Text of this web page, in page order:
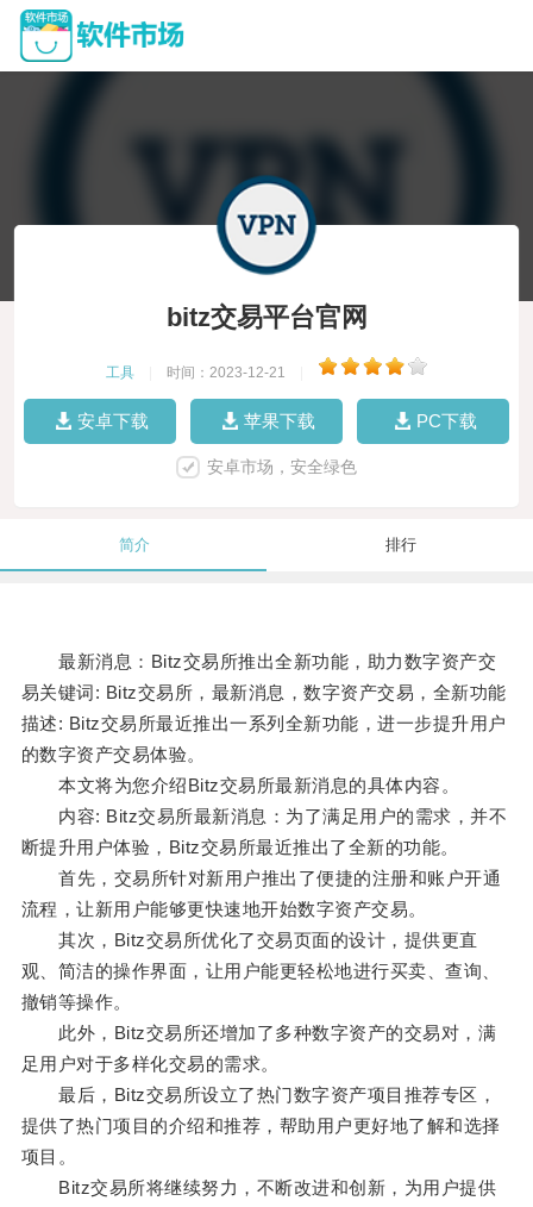
bitz交易平台官网
工具 时间：2023-12-21
安卓下载 苹果下载 PC下载
安卓市场，安全绿色
简介 排行
最新消息：Bitz交易所推出全新功能，助力数字资产交
易关键词: Bitz交易所，最新消息，数字资产交易，全新功能
描述: Bitz交易所最近推出一系列全新功能，进一步提升用户
的数字资产交易体验。
本文将为您介绍Bitz交易所最新消息的具体内容。
内容: Bitz交易所最新消息：为了满足用户的需求，并不
断提升用户体验，Bitz交易所最近推出了全新的功能。
首先，交易所针对新用户推出了便捷的注册和账户开通
流程，让新用户能够更快速地开始数字资产交易。
其次，Bitz交易所优化了交易页面的设计，提供更直
观、简洁的操作界面，让用户能更轻松地进行买卖、查询、
撤销等操作。
此外，Bitz交易所还增加了多种数字资产的交易对，满
足用户对于多样化交易的需求。
最后，Bitz交易所设立了热门数字资产项目推荐专区，
提供了热门项目的介绍和推荐，帮助用户更好地了解和选择
项目。
Bitz交易所将继续努力，不断改进和创新，为用户提供